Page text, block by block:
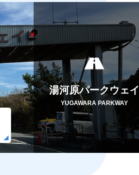
湯河原パークウェイ
YUGAWARA PARKWAY